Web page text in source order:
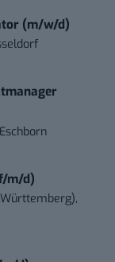
(m/w/d)
Eschborn
m/d)